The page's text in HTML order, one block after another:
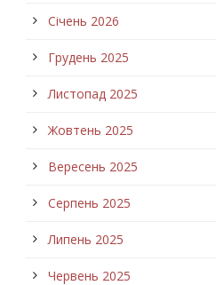
Січень 2026
Грудень 2025
Листопад 2025
Жовтень 2025
Вересень 2025
Серпень 2025
Липень 2025
Червень 2025